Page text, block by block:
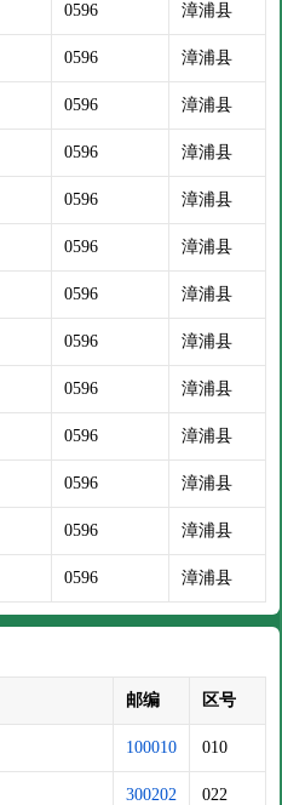
0596 漳浦县
0596 漳浦县
0596 漳浦县
0596 漳浦县
0596 漳浦县
0596 漳浦县
0596 漳浦县
0596 漳浦县
0596 漳浦县
0596 漳浦县
0596 漳浦县
0596 漳浦县
0596 漳浦县
邮编 区号
100010 010
300202 022